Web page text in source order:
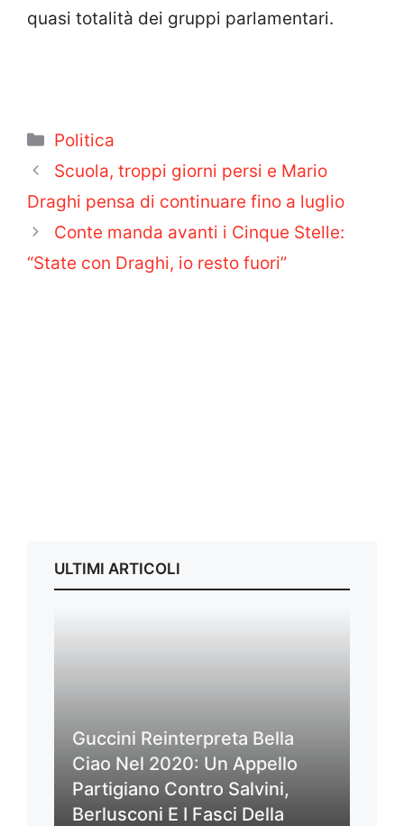
quasi totalità dei gruppi parlamentari.
Categorie
Politica
Scuola, troppi giorni persi e Mario
Draghi pensa di continuare fino a luglio
Conte manda avanti i Cinque Stelle:
“State con Draghi, io resto fuori”
ULTIMI ARTICOLI
Guccini Reinterpreta Bella
Ciao Nel 2020: Un Appello
Partigiano Contro Salvini,
Berlusconi E I Fasci Della